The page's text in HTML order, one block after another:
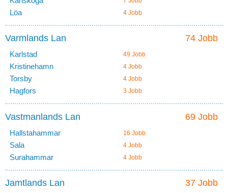
Löa 4 Jobb
74 Jobb
Varmlands Lan
Karlstad 49 Jobb
Kristinehamn 4 Jobb
Torsby 4 Jobb
Hagfors 3 Jobb
69 Jobb
Vastmanlands Lan
Hallstahammar 16 Jobb
Sala 4 Jobb
Surahammar 4 Jobb
37 Jobb
Jamtlands Lan